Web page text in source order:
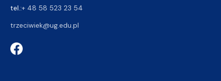
tel.:+ 48 58 523 23 54
trzeciwiek@ug.edu.pl